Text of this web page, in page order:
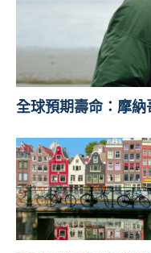
全球預期壽命：摩